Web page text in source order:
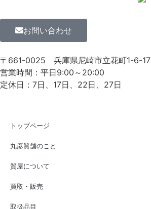
お問い合わせ
〒661-0025 兵庫県尼崎市立花町1-6-17
営業時間：平日9:00～20:00
定休日：7日、17日、22日、27日
トップページ
丸彦質舗のこと
質屋について
買取・販売
取扱品目